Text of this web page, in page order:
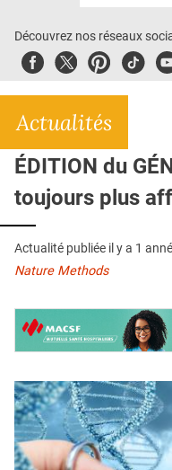
E-REVUE SAD
L'APP
QUI SOMMES-NOUS ?
PUBLICITÉ
CONDITIONS GÉNÉRALES
CONTACT
Découvrez nos réseaux
FacebookTwitterPinterest
Tiktok
Actualités
ÉDITION du
toujours plus
Actualité publiée il y a 1
Nature Methods